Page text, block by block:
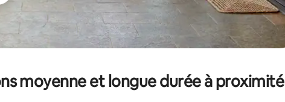
moyenne et longue durée à proximité